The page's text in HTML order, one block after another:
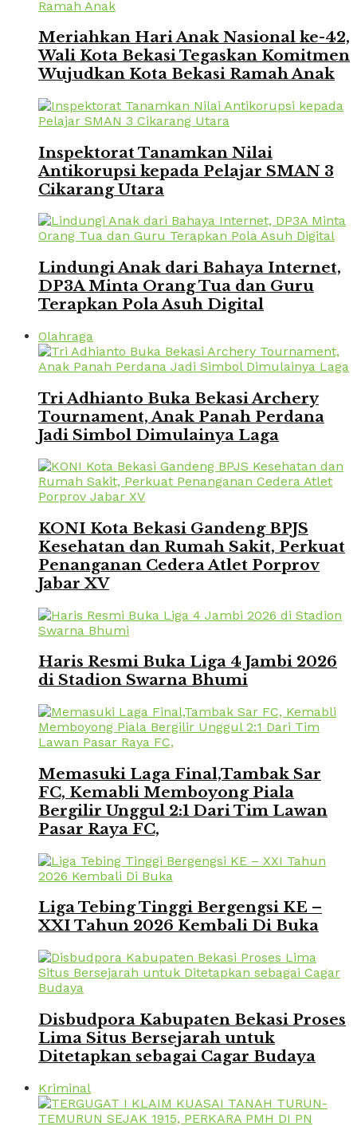
Meriahkan Hari Anak Nasional ke-42,
Wali Kota Bekasi Tegaskan Komitmen
Wujudkan Kota Bekasi Ramah Anak
Inspektorat Tanamkan Nilai
Antikorupsi kepada Pelajar SMAN 3
Cikarang Utara
Lindungi Anak dari Bahaya Internet,
DP3A Minta Orang Tua dan Guru
Terapkan Pola Asuh Digital
Olahraga
Tri Adhianto Buka Bekasi Archery
Tournament, Anak Panah Perdana
Jadi Simbol Dimulainya Laga
KONI Kota Bekasi Gandeng BPJS
Kesehatan dan Rumah Sakit, Perkuat
Penanganan Cedera Atlet Porprov
Jabar XV
Haris Resmi Buka Liga 4 Jambi 2026
di Stadion Swarna Bhumi
Memasuki Laga Final,Tambak Sar
FC, Kemabli Memboyong Piala
Bergilir Unggul 2:1 Dari Tim Lawan
Pasar Raya FC,
Liga Tebing Tinggi Bergengsi KE –
XXI Tahun 2026 Kembali Di Buka
Disbudpora Kabupaten Bekasi Proses
Lima Situs Bersejarah untuk
Ditetapkan sebagai Cagar Budaya
Kriminal